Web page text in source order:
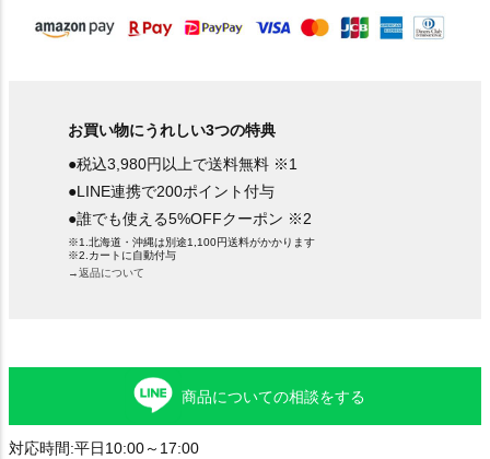
お買い物にうれしい3つの特典
●税込3,980円以上で送料無料 ※1
●LINE連携で200ポイント付与
●誰でも使える5%OFFクーポン ※2
※1.北海道・沖縄は別途1,100円送料がかかります
※2.カートに自動付与
→返品について
商品についての相談をする
対応時間:平日10:00～17:00